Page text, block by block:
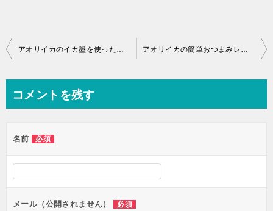
投
ビ
ー
シ
ン
アオリイカのイカ墨を使ったおいしいイカ墨パスタ アオリイカの簡単おつまみレシピ・いかげその天ぷら
コメントを残す
名前 必須
メール（公開されません） 必須